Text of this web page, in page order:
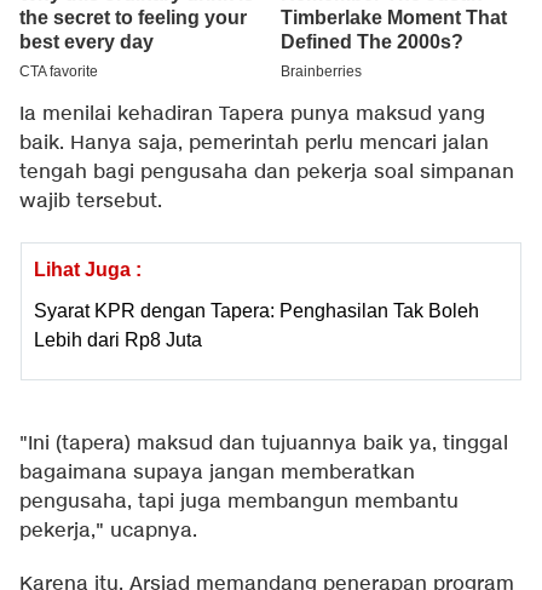
Ia menilai kehadiran Tapera punya maksud yang
baik. Hanya saja, pemerintah perlu mencari jalan
tengah bagi pengusaha dan pekerja soal simpanan
wajib tersebut.
Lihat Juga :
Syarat KPR dengan Tapera: Penghasilan Tak Boleh
Lebih dari Rp8 Juta
"Ini (tapera) maksud dan tujuannya baik ya, tinggal
bagaimana supaya jangan memberatkan
pengusaha, tapi juga membangun membantu
pekerja," ucapnya.